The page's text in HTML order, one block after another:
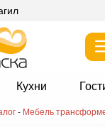
Кухни
- Мебель